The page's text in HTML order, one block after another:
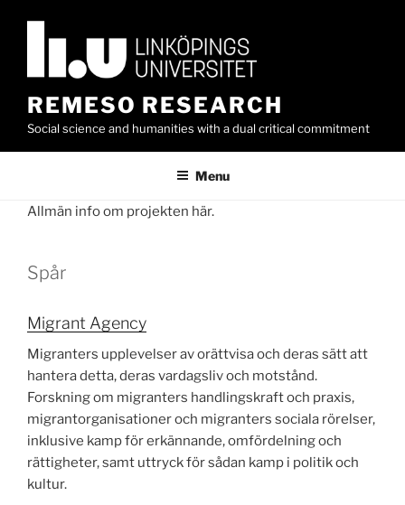
REMESO RESEARCH
Social science and humanities with a dual critical commitment
Menu
Allmän info om projekten här.
Spår
Migrant Agency
Migranters upplevelser av orättvisa och deras sätt att
hantera detta, deras vardagsliv och motstånd.
Forskning om migranters handlingskraft och praxis,
migrantorganisationer och migranters sociala rörelser,
inklusive kamp för erkännande, omfördelning och
rättigheter, samt uttryck för sådan kamp i politik och
kultur.